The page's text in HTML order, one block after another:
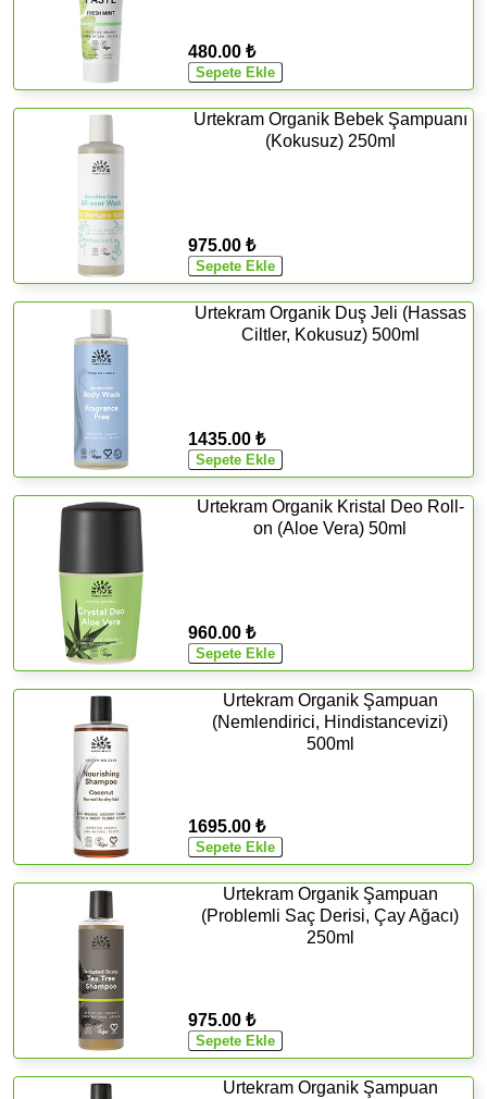
480.00 ₺
Urtekram Organik Bebek Şampuanı
(Kokusuz) 250ml
975.00 ₺
Urtekram Organik Duş Jeli (Hassas
Ciltler, Kokusuz) 500ml
1435.00 ₺
Urtekram Organik Kristal Deo Roll-
on (Aloe Vera) 50ml
960.00 ₺
Urtekram Organik Şampuan
(Nemlendirici, Hindistancevizi)
500ml
1695.00 ₺
Urtekram Organik Şampuan
(Problemli Saç Derisi, Çay Ağacı)
250ml
975.00 ₺
Urtekram Organik Şampuan